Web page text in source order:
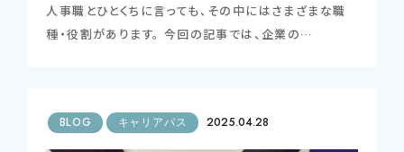
人事職とひとくちに言っても、その中にはさまざまな職
種・役割があります。 今回の記事では、企業の…
BLOG キャリアパス 2025.04.28